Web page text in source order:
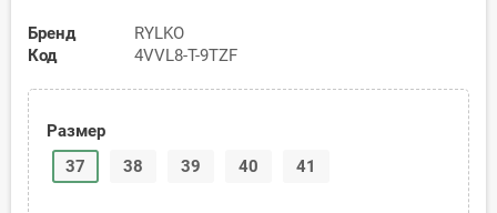
Бренд
RYLKO
Код
4VVL8-T-9TZF
Размер
37
38 39 40 41